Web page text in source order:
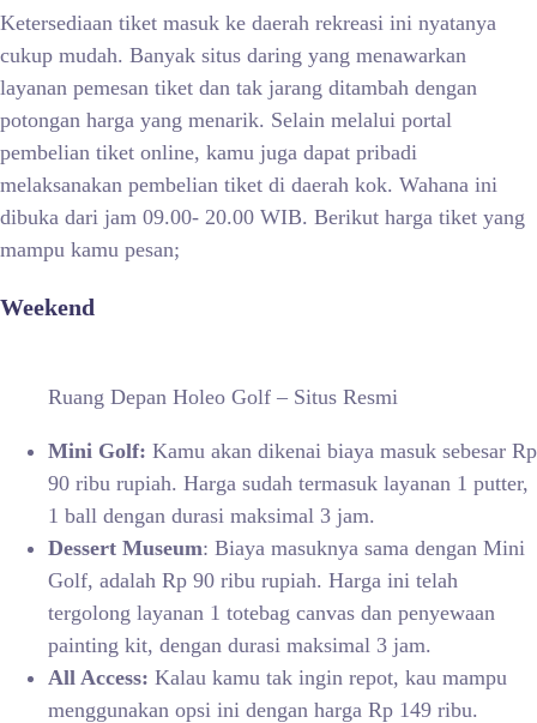
Ketersediaan tiket masuk ke daerah rekreasi ini nyatanya
cukup mudah. Banyak situs daring yang menawarkan
layanan pemesan tiket dan tak jarang ditambah dengan
potongan harga yang menarik. Selain melalui portal
pembelian tiket online, kamu juga dapat pribadi
melaksanakan pembelian tiket di daerah kok. Wahana ini
dibuka dari jam 09.00- 20.00 WIB. Berikut harga tiket yang
mampu kamu pesan;
Weekend
Ruang Depan Holeo Golf – Situs Resmi
Mini Golf: Kamu akan dikenai biaya masuk sebesar Rp
90 ribu rupiah. Harga sudah termasuk layanan 1 putter,
1 ball dengan durasi maksimal 3 jam.
Dessert Museum: Biaya masuknya sama dengan Mini
Golf, adalah Rp 90 ribu rupiah. Harga ini telah
tergolong layanan 1 totebag canvas dan penyewaan
painting kit, dengan durasi maksimal 3 jam.
All Access: Kalau kamu tak ingin repot, kau mampu
menggunakan opsi ini dengan harga Rp 149 ribu.